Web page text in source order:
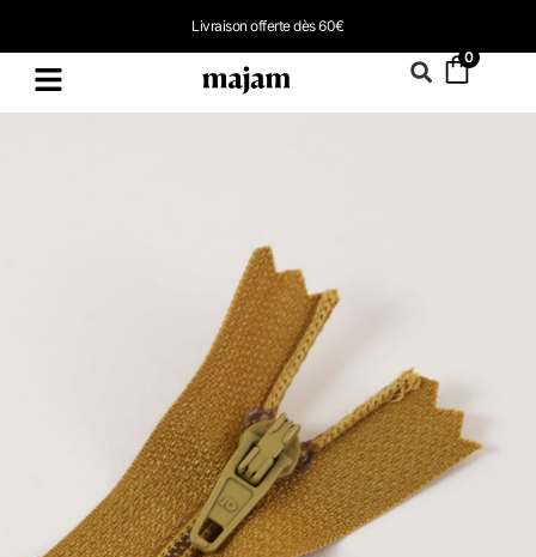
Livraison offerte dès 60€
0